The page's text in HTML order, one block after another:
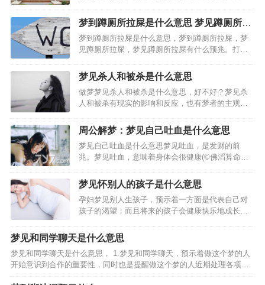
修房子，预示梦者可能做了什么对不起家庭的事
情；女人梦见装修房子，预示梦者着因为自己的虚
荣心太强而可能引起家庭…
梦到蹲厕所拉屎是什么意思 梦见蹲厕所拉
屎有什么预兆
梦到蹲厕所拉屎是什么意思，梦到蹲厕所拉屎，梦
见蹲厕所拉屎，梦见蹲厕所拉屎有什么预兆。打算
所拉屎。怀有身孕的人梦见蹲厕所拉屎。创业的人
梦见蹲厕所拉屎，谈婚论嫁的人梦见蹲厕所拉屎，
恋爱中的人梦见蹲厕所…
梦见杀人和被杀是什么意思
做梦梦见杀人和被杀是什么意思，好不好？梦见杀
人和被杀有现实的影响和反应，也有梦者的主观想
的关于梦见杀人和被杀的好坏含义，周公解梦大
全。从周公解梦而言，梦到杀人和被杀梦到杀害某
人，代表做做梦的人…
周公解梦：梦见自己吐血是什么意思
梦见自己吐血是什么意思梦见吐血，是发财的前
兆。梦见吐血，意味着身体会很健康(©佛滔算命
的。梦见自己吐血，今天领导能力不错!梦见自己大
口吐血:此梦预示着工作或生活上的压力比较大，建
议你不必太担忧，事…
梦见怀别人的孩子是什么意思
孕妇梦见别人生孩子，预示着一方面是代表自己对
孩子的渴望；而且将来的孩子会健康快乐地成长。
已经或者将要失去对自己来说非常重要的东西，梦
中的孩子代表着重要的事物，梦见自己的孩子丢
了，就是说梦者可能忽略…
梦见和同学聊天是什么意思
梦见和同学聊天是什么意思， 1.梦见和同学聊天，预示着做这个梦的人
开始意识到合作的重要性，同时也是提醒做这个梦的人近期处理各项事
物要懂得灵活变通。 4.恋爱中的人梦到和同学聊天， 5.本命年的人梦到